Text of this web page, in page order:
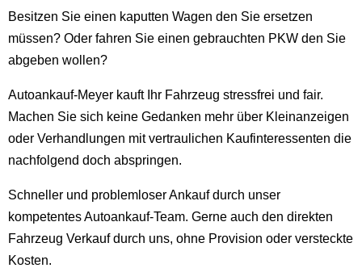
Besitzen Sie einen kaputten Wagen den Sie ersetzen
müssen? Oder fahren Sie einen gebrauchten PKW den Sie
abgeben wollen?
Autoankauf-Meyer kauft Ihr Fahrzeug stressfrei und fair.
Machen Sie sich keine Gedanken mehr über Kleinanzeigen
oder Verhandlungen mit vertraulichen Kaufinteressenten die
nachfolgend doch abspringen.
Schneller und problemloser Ankauf durch unser
kompetentes Autoankauf-Team. Gerne auch den direkten
Fahrzeug Verkauf durch uns, ohne Provision oder versteckte
Kosten.